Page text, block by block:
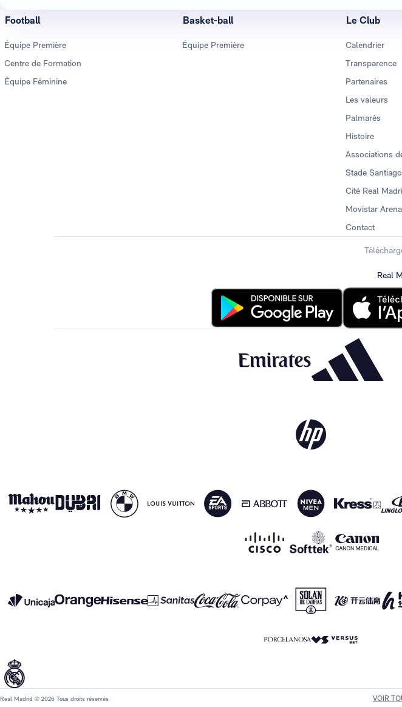
Football
Équipe Première
Centre de Formation
Équipe Féminine
Basket-ball
Équipe Première
Le Club
Calendrier
Transparence
Partenaires
Les valeurs
Palmarès
Histoire
Associations
Stade
Cité Real
Movistar Arena
Contact
Real
Real Madrid © 2026 Tous droits réservés VOIR